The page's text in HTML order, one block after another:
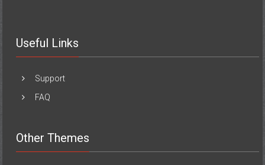
Useful Links
Support
FAQ
Other Themes